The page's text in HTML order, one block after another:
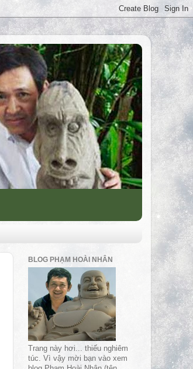
BLOG PHẠM HOÀI NHÂN
Trang này hơi... thiếu nghiêm
túc. Vì vậy mời bạn vào xem